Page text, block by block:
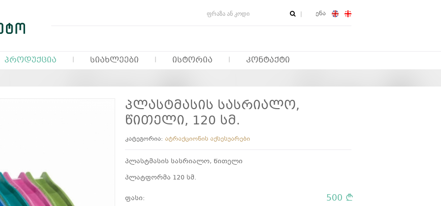
ენა
ᲞᲠᲝᲓᲣᲥᲪᲘᲐ ᲡᲘᲐᲮᲚᲔᲔᲑᲘ ᲘᲡᲢᲝᲠᲘᲐ ᲙᲝᲜᲢᲐᲥᲢᲘ
პლასტმასის სასრიალო,
წითელი, 120 სმ.
კატეგორია: ატრაქციონის აქსესუარები
პლასტმასის სასრიალო, წითელი
პლატფორმა 120 სმ.
ფასი: 500